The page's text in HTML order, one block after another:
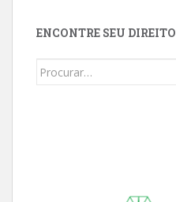
ENCONTRE SEU DIREITO
Buscar: